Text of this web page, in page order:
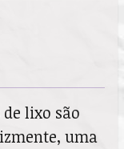
lixo são
uma